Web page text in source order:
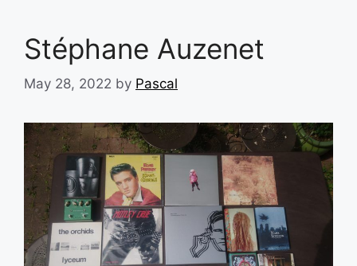
Stéphane Auzenet
May 28, 2022 by Pascal